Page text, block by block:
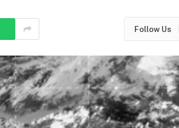
Follow Us